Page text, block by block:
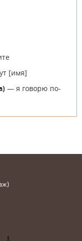
[имя]
) — я говорю по-